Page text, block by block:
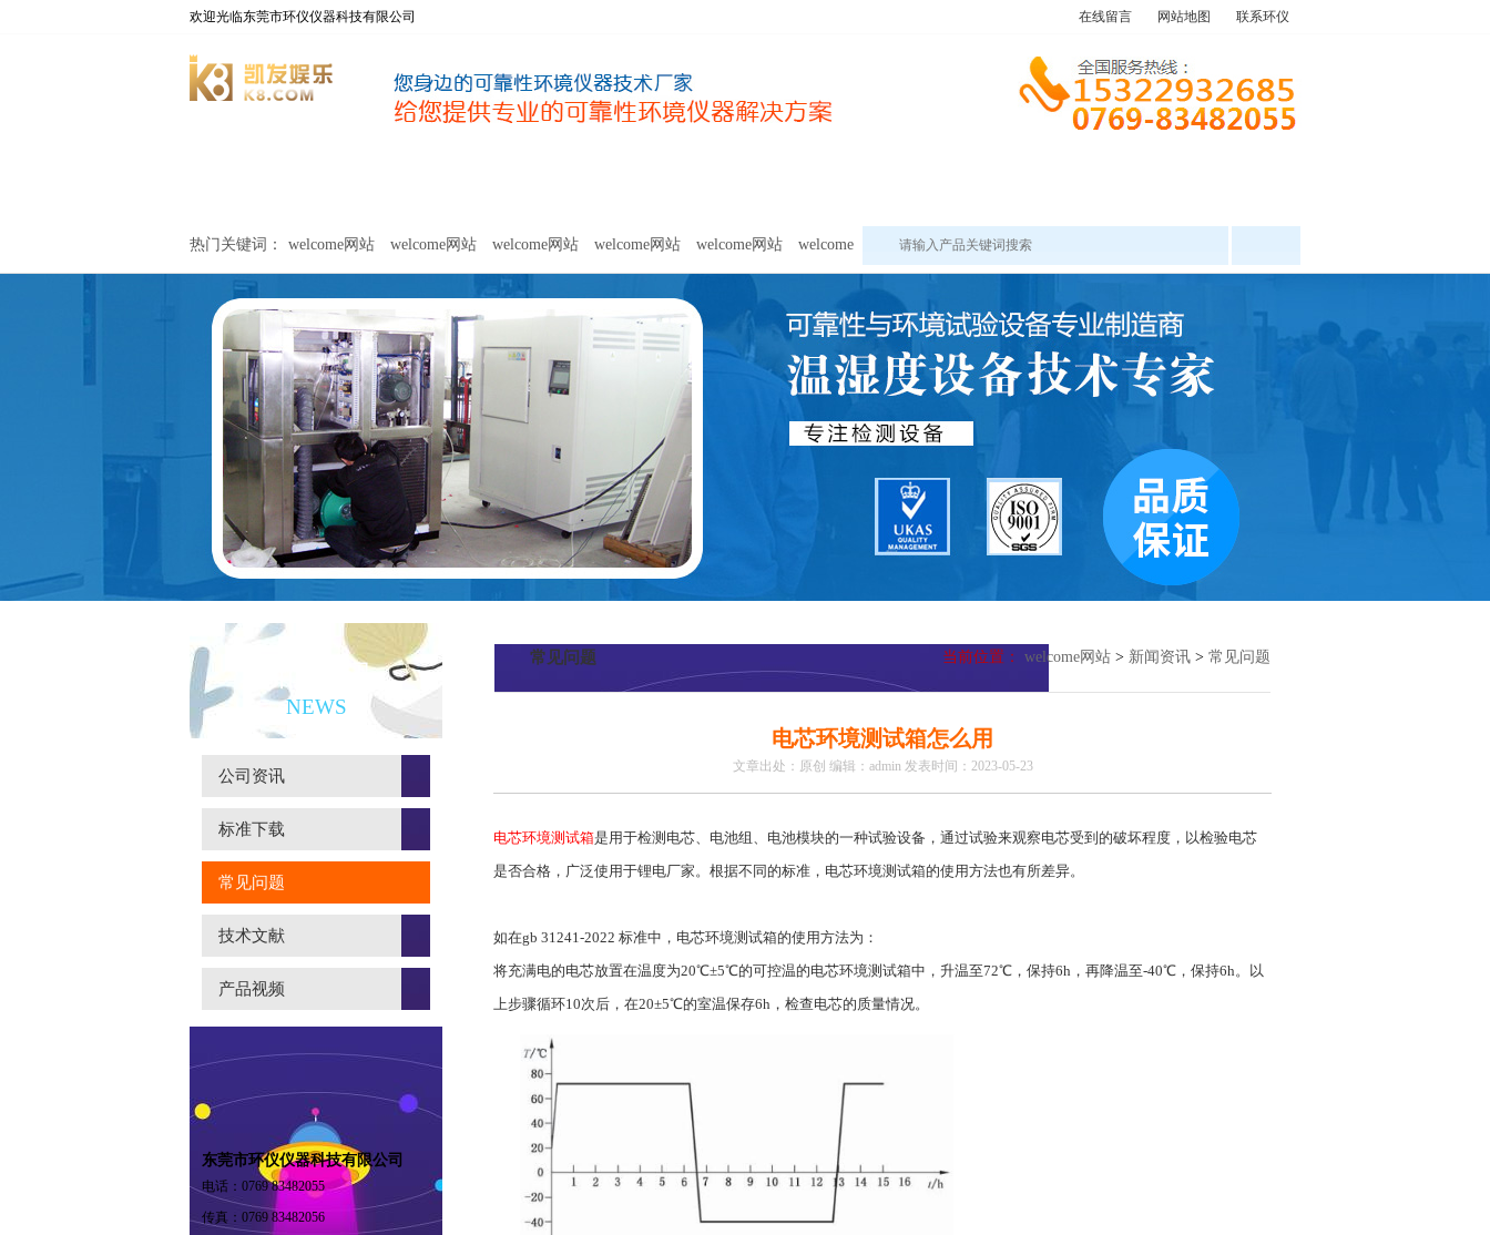
欢迎光临东莞市环仪仪器科技有限公司 在线留言 网站地图 联系环仪
关于环仪 联系环仪
热门关键词： welcome网站 welcome网站 welcome网站 welcome网站 welcome网站 welcome
网站 welcome网站
新闻资讯
NEWS
公司资讯
标准下载
常见问题
技术文献
产品视频
东莞市环仪仪器科技有限公司
电话：0769 83482055
传真：0769 83482056
当前位置： welcome网站 > 新闻资讯 > 常见问题
常见问题
电芯环境测试箱怎么用
文章出处：原创 编辑：admin 发表时间：2023-05-23
电芯环境测试箱是用于检测电芯、电池组、电池模块的一种试验设备，通过试验来观察电芯受到的破坏程度，以检验电芯
是否合格，广泛使用于锂电厂家。根据不同的标准，电芯环境测试箱的使用方法也有所差异。
如在gb 31241-2022 标准中，电芯环境测试箱的使用方法为：
将充满电的电芯放置在温度为20℃±5℃的可控温的电芯环境测试箱中，升温至72℃，保持6h，再降温至-40℃，保持6h。以
上步骤循环10次后，在20±5℃的室温保存6h，检查电芯的质量情况。